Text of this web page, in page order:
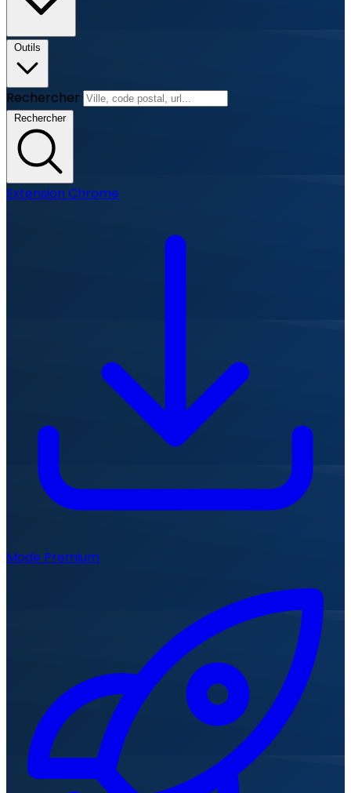
Outils
Rechercher
Rechercher
Extension Chrome
Mode Premium